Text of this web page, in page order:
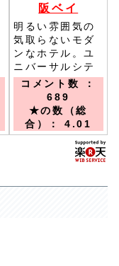
阪ベイ
明るい雰囲気の
気取らないモダ
ンなホテル。ユ
ニバーサルシテ
ィエリアにあり
大阪市内へのア
クセスも◎／Ｊ
Ｒ 桜島駅より
徒歩約４分又は
ユニバーサルシ
ティ駅から徒歩
ラドーム大阪又
コメント数 ：
689
★の数（総
合）： 4.01